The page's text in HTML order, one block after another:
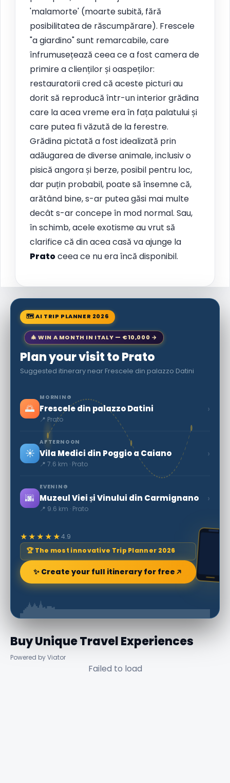
'malamorte' (moarte subită, fără
posibilitatea de răscumpărare). Frescele
"a giardino" sunt remarcabile, care
înfrumusețează ceea ce a fost camera de
primire a clienților și oaspeților:
restauratorii cred că aceste picturi au
dorit să reproducă într-un interior grădina
care la acea vreme era în fața palatului și
care putea fi văzută de la ferestre.
Grădina pictată a fost idealizată prin
adăugarea de diverse animale, inclusiv o
pisică angora și berze, posibil pentru loc,
dar puțin probabil, poate să însemne că,
arătând bine, s-ar putea găsi mai multe
decât s-ar concepe în mod normal. Sau,
în schimb, acele exotisme au vrut să
clarifice că din acea casă va ajunge la
Pratoceea ce nu era încă disponibil.
🗺 AI TRIP PLANNER 2026
🎄 WIN A MONTH IN ITALY — €10,000 →
Plan your visit to Prato
Suggested itinerary near Frescele din palazzo Datini
🌅
MORNING
Frescele din palazzo Datini
📍 Prato
›
☀️
AFTERNOON
Vila Medici din Poggio a Caiano
📍 7.6 km · Prato
›
🌆
EVENING
Muzeul Viei și Vinului din Carmignano
📍 9.6 km · Prato
›
★★★★★4.9
🏆 The most innovative Trip Planner 2026
✨ Create your full itinerary for free
Buy Unique Travel Experiences
Powered by Viator
Failed to load